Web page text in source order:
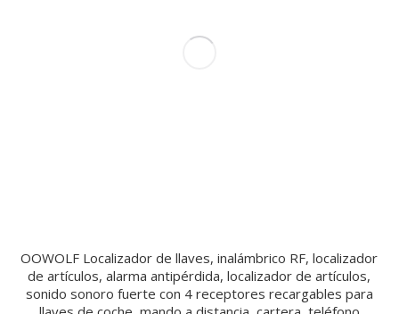
OOWOLF Localizador de llaves, inalámbrico RF, localizador
de artículos, alarma antipérdida, localizador de artículos,
sonido sonoro fuerte con 4 receptores recargables para